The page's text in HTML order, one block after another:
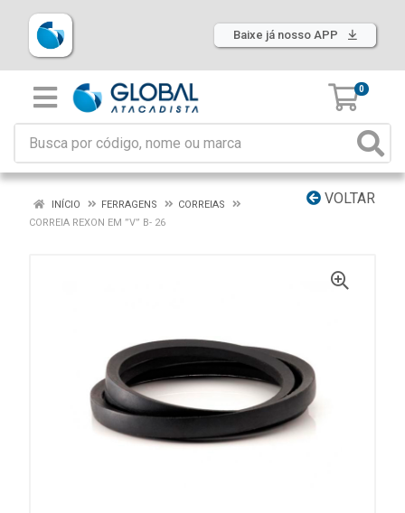
Baixe já nosso APP
0
VOLTAR
INÍCIO FERRAGENS
CORREIAS
CORREIA REXON EM ”V” B- 26